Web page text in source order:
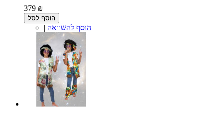
379 ₪
הוסף לסל
| הוסף להשוואה